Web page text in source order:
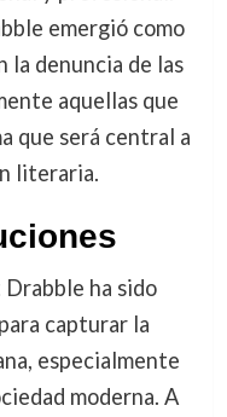
emergió como
la denuncia de las
aquellas que
que será central a
literaria.
ha sido
capturar la
especialmente
moderna. A